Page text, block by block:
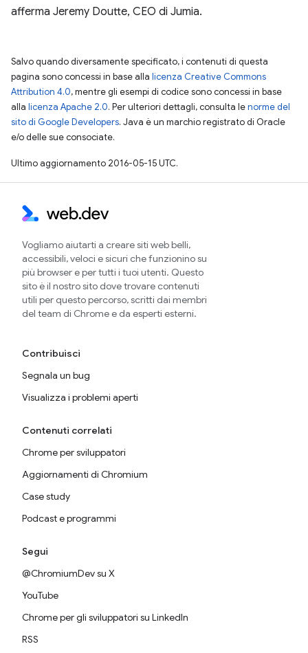
afferma Jeremy Doutte, CEO di Jumia.
Salvo quando diversamente specificato, i contenuti di questa
pagina sono concessi in base alla licenza Creative Commons
Attribution 4.0, mentre gli esempi di codice sono concessi in base
alla licenza Apache 2.0. Per ulteriori dettagli, consulta lenorme del
sito di Google Developers. Java è un marchio registrato di Oracle
e/o delle sue consociate.
Ultimo aggiornamento 2016-05-15 UTC.
Vogliamo aiutarti a creare siti web belli,
accessibili, veloci e sicuri che funzionino su
più browser e per tutti i tuoi utenti. Questo
sito è il nostro sito dove trovare contenuti
utili per questo percorso, scritti dai membri
del team di Chrome e da esperti esterni.
Contribuisci
Segnala un bug
Visualizza i problemi aperti
Contenuti correlati
Chrome per sviluppatori
Aggiornamenti di Chromium
Case study
Podcast e programmi
Segui
@ChromiumDev su X
YouTube
Chrome per gli sviluppatori su LinkedIn
RSS